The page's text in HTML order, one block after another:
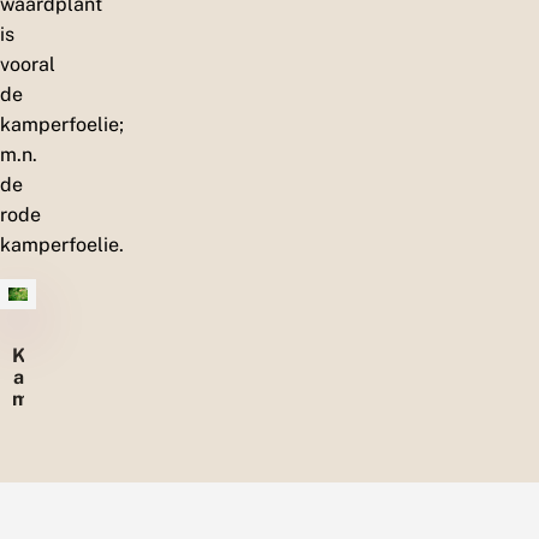
n
h
e
t
b
o
is
vooral
de
kamperfoelie;
m.n.
de
rode
kamperfoelie.
K
a
m
f